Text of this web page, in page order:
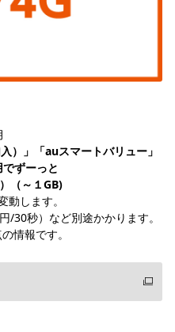
）」「auスマートバリュー」
でずーっと
（～１GB)
します。
30秒）など別途かかります。
情報です。